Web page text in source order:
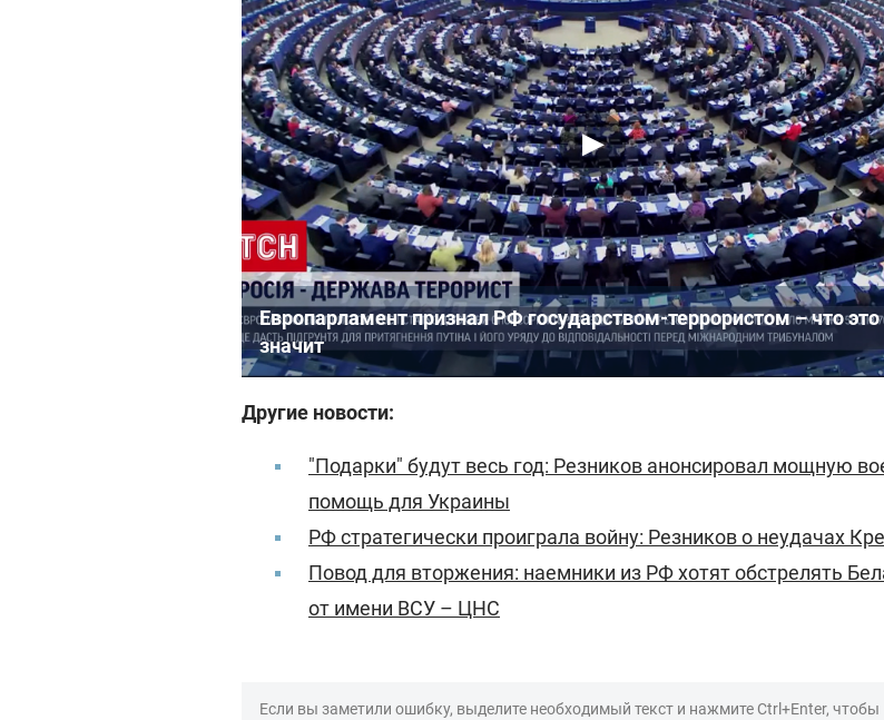
Европарламент признал РФ государством-террористом – что это
значит
Другие новости:
"Подарки" будут весь год: Резников анонсировал мощную
помощь для Украины
РФ стратегически проиграла войну: Резников о неудачах
Повод для вторжения: наемники из РФ хотят обстрелять
от имени ВСУ – ЦНС
Если вы заметили ошибку, выделите необходимый текст и нажмите Ctrl+Enter, чтобы